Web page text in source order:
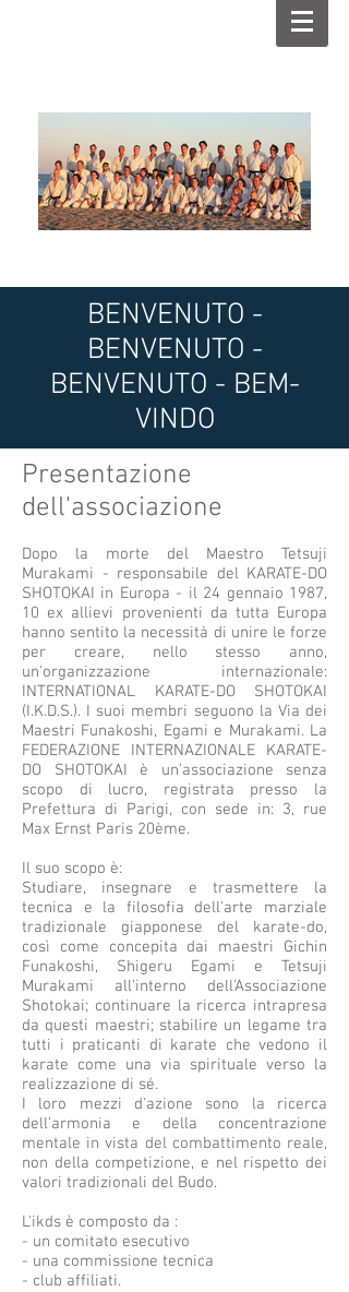
BENVENUTO -
BENVENUTO -
BENVENUTO - BEM-
VINDO
Presentazione
dell'associazione
Dopo la morte del Maestro Tetsuji
Murakami - responsabile del KARATE-DO
SHOTOKAI in Europa - il 24 gennaio 1987,
10 ex allievi provenienti da tutta Europa
hanno sentito la necessità di unire le forze
per creare, nello stesso anno,
un'organizzazione internazionale:
INTERNATIONAL KARATE-DO SHOTOKAI
(I.K.D.S.). I suoi membri seguono la Via dei
Maestri Funakoshi, Egami e Murakami. La
FEDERAZIONE INTERNAZIONALE KARATE-
DO SHOTOKAI è un'associazione senza
scopo di lucro, registrata presso la
Prefettura di Parigi, con sede in: 3, rue
Max Ernst Paris 20ème.
Il suo scopo è:
Studiare, insegnare e trasmettere la
tecnica e la filosofia dell'arte marziale
tradizionale giapponese del karate-do,
così come concepita dai maestri Gichin
Funakoshi, Shigeru Egami e Tetsuji
Murakami all'interno dell'Associazione
Shotokai; continuare la ricerca intrapresa
da questi maestri; stabilire un legame tra
tutti i praticanti di karate che vedono il
karate come una via spirituale verso la
realizzazione di sé.
I loro mezzi d'azione sono la ricerca
dell'armonia e della concentrazione
mentale in vista del combattimento reale,
non della competizione, e nel rispetto dei
valori tradizionali del Budo.
L'ikds è composto da :
- un comitato esecutivo
- una commissione tecnica
- club affiliati.